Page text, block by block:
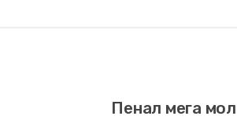
Пенал мега